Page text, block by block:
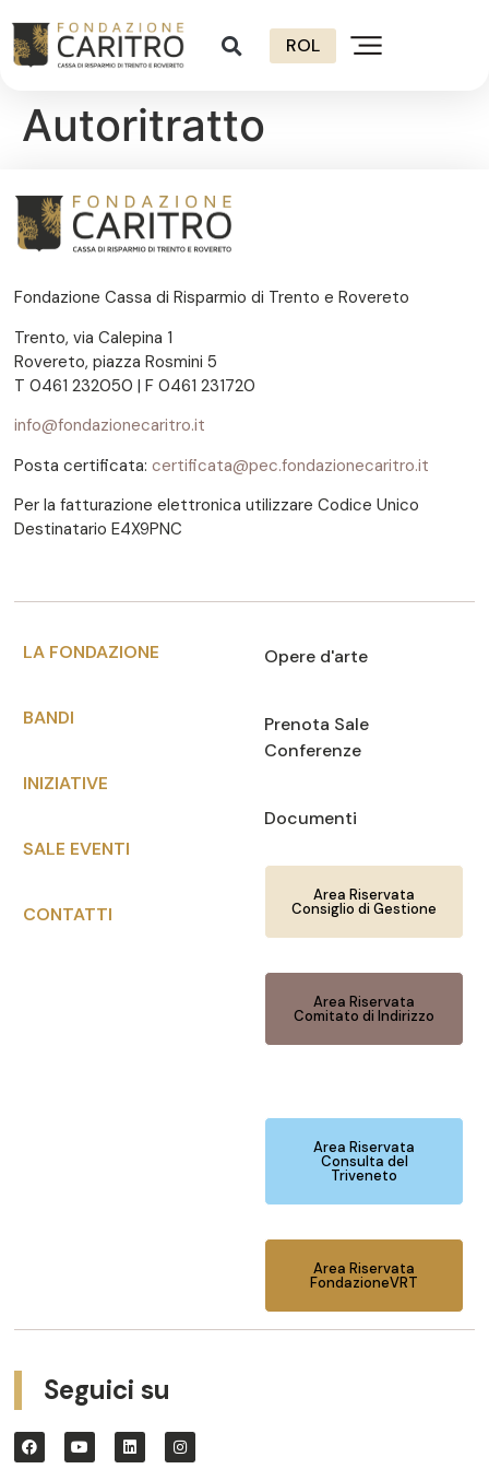
ROL
Autoritratto
Fondazione Cassa di Risparmio di Trento e Rovereto
Trento, via Calepina 1
Rovereto, piazza Rosmini 5
T 0461 232050 | F 0461 231720
info@fondazionecaritro.it
Posta certificata: certificata@pec.fondazionecaritro.it
Per la fatturazione elettronica utilizzare Codice Unico
Destinatario E4X9PNC
LA FONDAZIONE
BANDI
INIZIATIVE
SALE EVENTI
CONTATTI
Opere d'arte
Prenota Sale
Conferenze
Documenti
Area Riservata
Consiglio di Gestione
Area Riservata
Comitato di Indirizzo
Area Riservata
Consulta del
Triveneto
Area Riservata
FondazioneVRT
Seguici su